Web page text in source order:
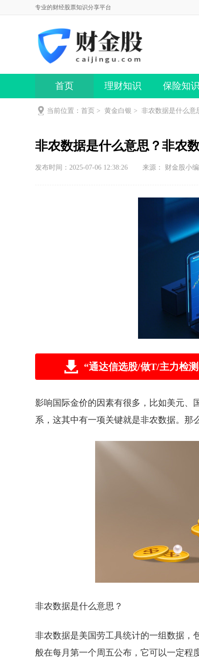
专业的财经股票知识分享平台
首页 理财知识 保险知识
当前位置： 首页 > 黄金白银 > 非农数据是什么意
非农数据是什么意思？非农
发布时间：2025-07-06 12:38:26 来源： 财金股小编
“通达信选股/做T/主力检
影响国际金价的因素有很多，比如美元、
系，这其中有一项关键就是非农数据。那
非农数据是什么意思？
非农数据是美国劳工具统计的一组数据，
般在每月第一个周五公布，它可以一定程